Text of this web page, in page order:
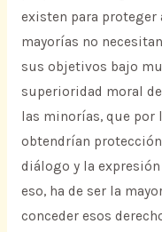
existen para proteger
mayorías no
sus objetivos bajo
superioridad moral
las minorías, que por
obtendrían
diálogo y la
eso, ha de ser la
conceder esos